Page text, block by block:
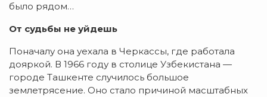
было рядом…
От судьбы не уйдешь
Поначалу она уехала в Черкассы, где работала
дояркой. В 1966 году в столице Узбекистана —
городе Ташкенте случилось большое
землетрясение. Оно стало причиной масштабных